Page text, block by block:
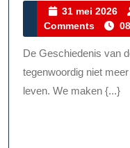
31 mei 2026
Comments
De Geschiedenis van de Eerste Fotografie Fotografie is
tegenwoordig niet
leven. We maken {...}